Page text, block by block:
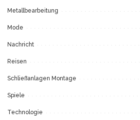
Metallbearbeitung
Mode
Nachricht
Reisen
Schließanlagen Montage
Spiele
Technologie